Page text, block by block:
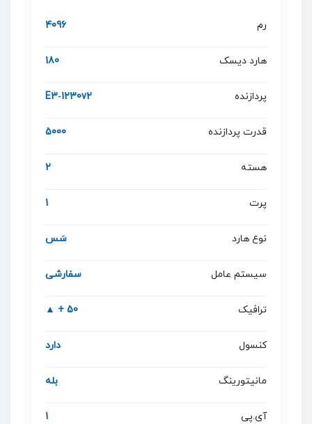
4096 رم
180 هارد دیسک
E3‐1230v2 پردازنده
5000 قدرت پردازنده
2 هسته
1 پرت
سَس نوع هارد
سفارشی سیستم عامل
50 + ▲ ترافیک
دارد کنسول
بله مانیتورینگ
1 آی.پی